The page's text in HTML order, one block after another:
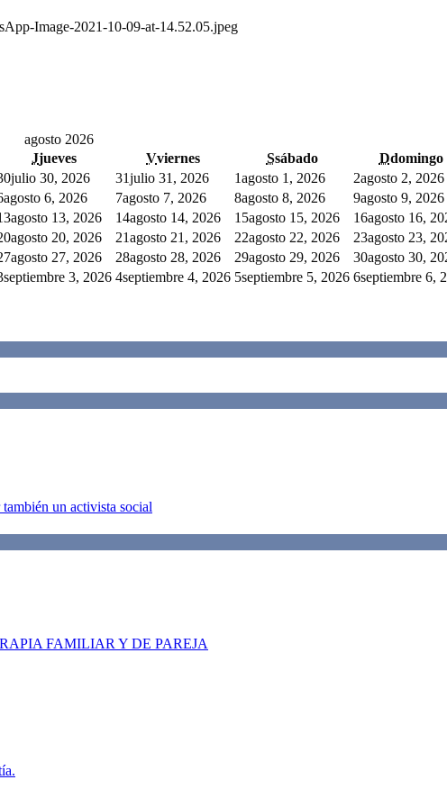
Image-2021-10-09-at-14.52.05.jpeg
agosto 2026
Jjueves Vviernes Ssábado Ddomingo
julio 30, 2026 31julio 31, 2026 1agosto 1, 2026 2agosto 2, 2026
agosto 6, 2026 7agosto 7, 2026 8agosto 8, 2026 9agosto 9, 2026
agosto 13, 2026 14agosto 14, 2026 15agosto 15, 2026 16agosto 16,
agosto 20, 2026 21agosto 21, 2026 22agosto 22, 2026 23agosto 23,
agosto 27, 2026 28agosto 28, 2026 29agosto 29, 2026 30agosto 30,
septiembre 3, 2026 4septiembre 4, 2026 5septiembre 5, 2026 6septiembre 6,
un activista social
FAMILIAR Y DE PAREJA